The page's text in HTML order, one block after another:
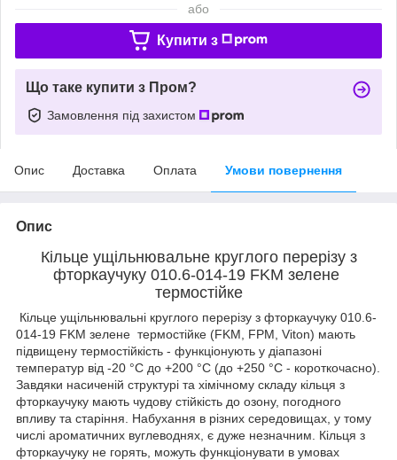
або
Купити з
Що таке купити з Пром?
Замовлення під захистом
Опис Доставка Оплата Умови повернення
Опис
Кільце ущільнювальне круглого перерізу з
фторкаучуку 010.6-014-19 FKM зелене
термостійке
Кільце ущільнювальні круглого перерізу з фторкаучуку 010.6-
014-19 FKM зелене термостійке (FKM, FPM, Viton) мають
підвищену термостійкість - функціонують у діапазоні
температур від -20 °C до +200 °C (до +250 °C - короткочасно).
Завдяки насиченій структурі та хімічному складу кільця з
фторкаучуку мають чудову стійкість до озону, погодного
впливу та старіння. Набухання в різних середовищах, у тому
числі ароматичних вуглеводнях, є дуже незначним. Кільця з
фторкаучуку не горять, можуть функціонувати в умовах